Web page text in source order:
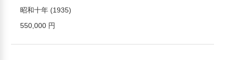
昭和十年 (1935)
550,000 円